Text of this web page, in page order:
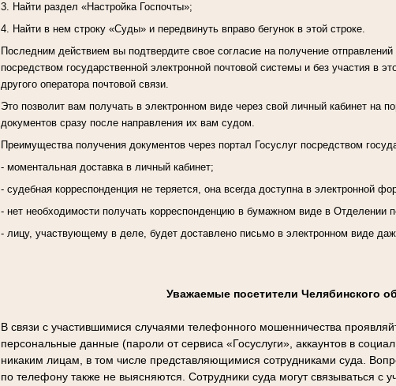
3. Найти раздел «Настройка Госпочты»;
4. Найти в нем строку «Суды» и передвинуть вправо бегунок в этой строке.
Последним действием вы подтвердите свое согласие на получение
посредством государственной электронной почтовой системы и без участия в
другого оператора почтовой связи.
Это позволит вам получать в электронном виде через свой личный кабинет на
документов сразу после направления их вам судом.
Преимущества получения документов через портал Госуслуг посредством
- моментальная доставка в личный кабинет;
- судебная корреспонденция не теряется, она всегда доступна в электронной
- нет необходимости получать корреспонденцию в бумажном виде в Отделении
- лицу, участвующему в деле, будет доставлено письмо в электронном виде
Уважаемые посетители Челябинского
В связи с участившимися случаями телефонного мошенничества
персональные данные (пароли от сервиса «Госуслуги», аккаунтов в
никаким лицам, в том числе представляющимися сотрудниками суда.
по телефону также не выясняются. Сотрудники суда могут связываться с